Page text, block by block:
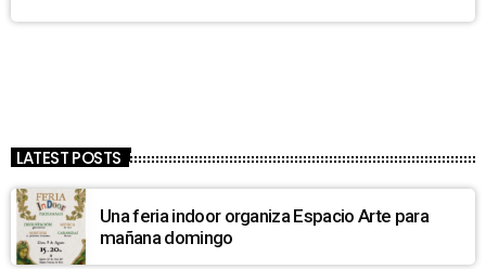
LATEST POSTS
Una feria indoor organiza Espacio Arte para
mañana domingo